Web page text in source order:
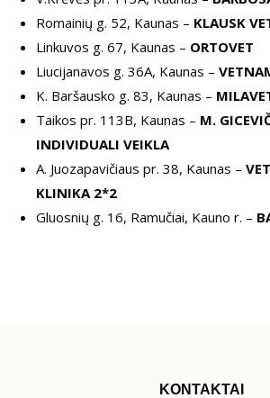
Romainių g. 52, Kaunas – KLAUSK
Linkuvos g. 67, Kaunas – ORTOVET
Liucijanavos g. 36A, Kaunas –
K. Baršausko g. 83, Kaunas –
Taikos pr. 113B, Kaunas – M.
INDIVIDUALI VEIKLA
A. Juozapavičiaus pr. 38, Kaunas –
KLINIKA 2*2
Gluosnių g. 16, Ramučiai, Kauno r. –
KONTAKTAI